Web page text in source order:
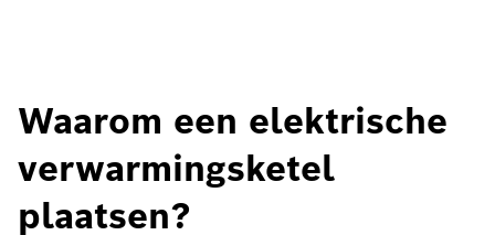
Waarom een elektrische
verwarmingsketel
plaatsen?